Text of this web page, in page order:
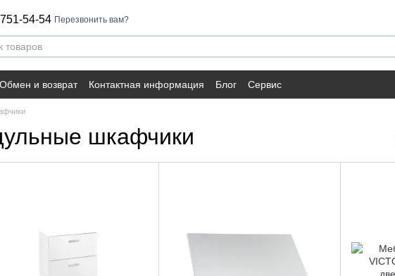
54-54 Перезвонить вам?
Обмен и возврат Контактная информация Блог Сервис
шкафчики